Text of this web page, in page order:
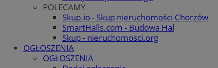
POLECAMY
Skup.io - Skup nieruchomości Chorzów
SmartHalls.com - Budowa Hal
Skup - nieruchomosci.org
OGŁOSZENIA
OGŁOSZENIA